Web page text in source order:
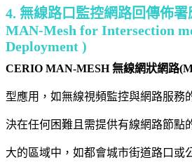
4. 無線路口監控網路回傳佈
MAN-Mesh for Intersection
Deployment )
CERIO MAN-MESH 無線網狀網路
型應用，如無線視頻監控與網路服務
決在任何困難且需提供有線網路節點
大的區域中，如都會城市街道路口或